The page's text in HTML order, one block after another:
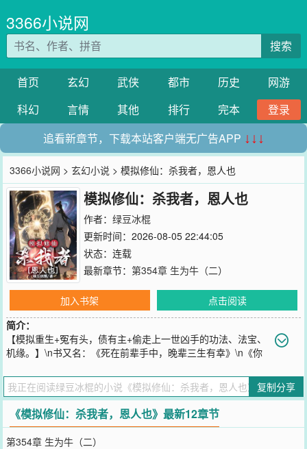
3366小说网
搜索
首页 玄幻 武侠 都市 历史
网游
科幻
言情 其他 排行 完本
登录
追看新章节，下载本站客户端无广告APP ↓↓↓
3366小说网 >玄幻小说 > 模拟修仙：杀我者，恩人也
模拟修仙：杀我者，恩人也
作者： 绿豆冰棍
更新时间：2026-08-05 22:44:05
状态：连载
最新章节： 第354章 生为牛（二）
加入书架
点击阅读
简介：
【模拟重生+冤有头，债有主+偷走上一世凶手的功法、法宝、
机缘。】\n书又名：《死在前辈手中，晚辈三生有幸》\n《你
是长生不死，另一个是重活一世。”\n王易问：“有没有什么办法，能让
两个贪念一起满足？”\n仙人说：“有的，有的。”\n仙人让他照照镜
子，里面什么都有。
您要是觉得《模拟修仙：杀我者，恩人也》还不错的话请不要忘记向
您QQ群和微博微信里的朋友推荐哦！
复制分享
《模拟修仙：杀我者，恩人也》最新12章节
第354章 生为牛（二）